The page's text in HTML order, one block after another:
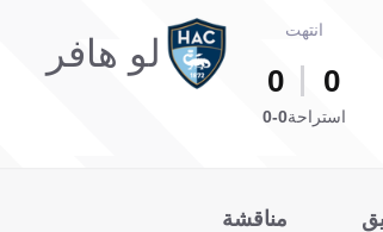
انتهت
0
0
لو هافر
استراحة0-0
مناقشة